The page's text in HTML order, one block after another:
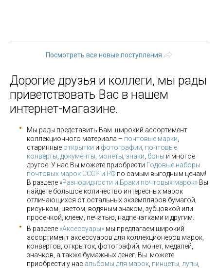
Посмотреть все новые поступления
Дорогие друзья и коллеги, мы рады
приветствовать Вас в нашем
интернет-магазине.
Мы рады представить Вам широкий ассортимент
коллекционного материала – почтовые марки
старинные открытки и фотографии почтовые
конверты документы монеты знаки боны и многое
другое. У нас Вы можете приобрести Годовые наборы
почтовых марок СССР и РФ по самым выгодным ценам!
В разделе «Разновидности и Браки почтовых марок» Вы
найдете большое количество интересных марок
отличающихся от остальных экземпляров бумагой,
рисунком, цветом, водяным знаком, зубцовкой или
просечкой, клеем, печатью, надпечатками и другим.
В разделе «Аксессуары» мы предлагаем широкий
ассортимент аксессуаров для коллекционеров марок,
конвертов, открыток, фотографий, монет, медалей,
значков, а также бумажных денег. Вы можете
приобрести у нас альбомы для марок пинцеты, лупы